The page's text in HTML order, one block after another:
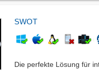
SWOT
Die perfekte Lösung für